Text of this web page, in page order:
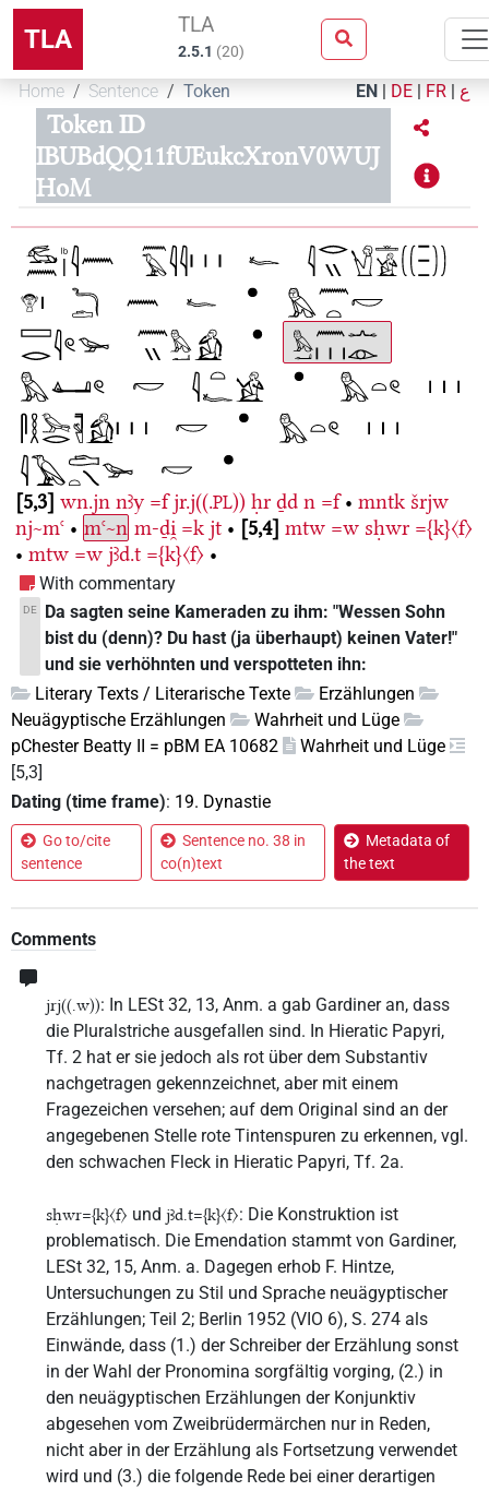
TLA TLA
2.5.1 (20)
Home Sentence Token EN | DE | FR | ع
Token ID
IBUBdQQ11fUEukcXronV0WUJ
HoM
5,3 wn.jn nꜣy =f jr.j((.PL)) ḥr ḏd n =f • mntk šrjw
nj~mꜥ • mꜥ~n m-ḏi̯ =k jt • 5,4 mtw =w sḥwr ={k}〈f〉
• mtw =w jꜣd.t ={k}〈f〉 •
With commentary
DE
Da sagten seine Kameraden zu ihm: "Wessen Sohn
bist du (denn)? Du hast (ja überhaupt) keinen Vater!"
und sie verhöhnten und verspotteten ihn:
Literary Texts / Literarische Texte
Erzählungen
Neuägyptische Erzählungen
Wahrheit und Lüge
pChester Beatty II = pBM EA 10682
Wahrheit und Lüge
[5,3]
Dating (time frame): 19. Dynastie
Go to/cite
sentence
Sentence no. 38 in
co(n)text
Metadata of
the text
Comments
jrj((.w)): In LESt 32, 13, Anm. a gab Gardiner an, dass
die Pluralstriche ausgefallen sind. In Hieratic Papyri,
Tf. 2 hat er sie jedoch als rot über dem Substantiv
nachgetragen gekennzeichnet, aber mit einem
Fragezeichen versehen; auf dem Original sind an der
angegebenen Stelle rote Tintenspuren zu erkennen, vgl.
den schwachen Fleck in Hieratic Papyri, Tf. 2a.
sḥwr={k}〈f〉 und jꜣd.t={k}〈f〉: Die Konstruktion ist
problematisch. Die Emendation stammt von Gardiner,
LESt 32, 15, Anm. a. Dagegen erhob F. Hintze,
Untersuchungen zu Stil und Sprache neuägyptischer
Erzählungen; Teil 2; Berlin 1952 (VIO 6), S. 274 als
Einwände, dass (1.) der Schreiber der Erzählung sonst
in der Wahl der Pronomina sorgfältig vorging, (2.) in
den neuägyptischen Erzählungen der Konjunktiv
abgesehen vom Zweibrüdermärchen nur in Reden,
nicht aber in der Erzählung als Fortsetzung verwendet
wird und (3.) die folgende Rede bei einer derartigen